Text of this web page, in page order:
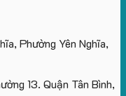
Phường Yên Nghĩa,
13. Quận Tân Bình,